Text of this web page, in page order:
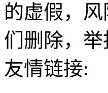
的虚假，
们删除，
友情链接: